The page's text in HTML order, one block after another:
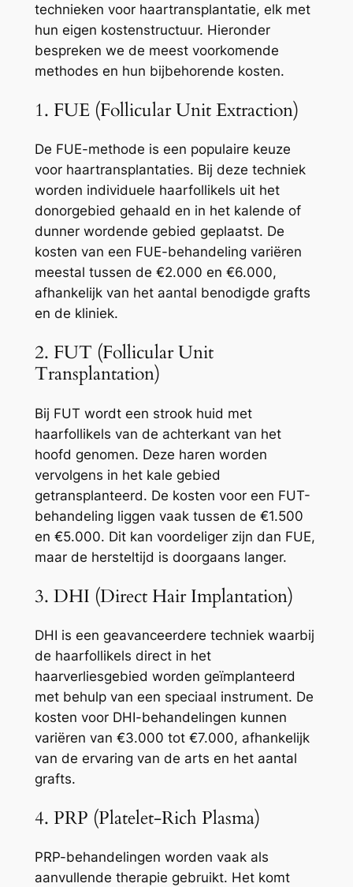
technieken voor haartransplantatie, elk met
hun eigen kostenstructuur. Hieronder
bespreken we de meest voorkomende
methodes en hun bijbehorende kosten.
1. FUE (Follicular Unit Extraction)
De FUE-methode is een populaire keuze
voor haartransplantaties. Bij deze techniek
worden individuele haarfollikels uit het
donorgebied gehaald en in het kalende of
dunner wordende gebied geplaatst. De
kosten van een FUE-behandeling variëren
meestal tussen de €2.000 en €6.000,
afhankelijk van het aantal benodigde grafts
en de kliniek.
2. FUT (Follicular Unit
Transplantation)
Bij FUT wordt een strook huid met
haarfollikels van de achterkant van het
hoofd genomen. Deze haren worden
vervolgens in het kale gebied
getransplanteerd. De kosten voor een FUT-
behandeling liggen vaak tussen de €1.500
en €5.000. Dit kan voordeliger zijn dan FUE,
maar de hersteltijd is doorgaans langer.
3. DHI (Direct Hair Implantation)
DHI is een geavanceerdere techniek waarbij
de haarfollikels direct in het
haarverliesgebied worden geïmplanteerd
met behulp van een speciaal instrument. De
kosten voor DHI-behandelingen kunnen
variëren van €3.000 tot €7.000, afhankelijk
van de ervaring van de arts en het aantal
grafts.
4. PRP (Platelet-Rich Plasma)
PRP-behandelingen worden vaak als
aanvullende therapie gebruikt. Het komt